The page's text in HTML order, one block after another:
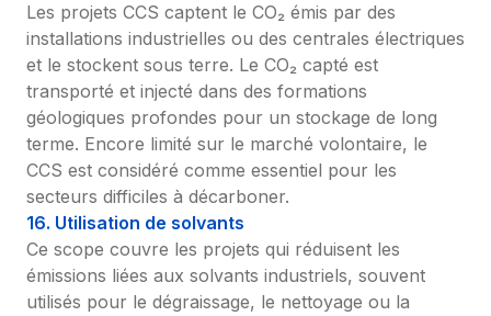
Les projets CCS captent le CO₂ émis par des
installations industrielles ou des centrales électriques
et le stockent sous terre. Le CO₂ capté est
transporté et injecté dans des formations
géologiques profondes pour un stockage de long
terme. Encore limité sur le marché volontaire, le
CCS est considéré comme essentiel pour les
secteurs difficiles à décarboner.
16. Utilisation de solvants
Ce scope couvre les projets qui réduisent les
émissions liées aux solvants industriels, souvent
utilisés pour le dégraissage, le nettoyage ou la